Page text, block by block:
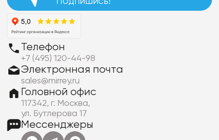
Телефон
+7 (495) 120-44-98
Электронная почта
sales@mirrey.ru
Головной офис
117342, г. Москва,
ул. Бутлерова 17
Мессенджеры